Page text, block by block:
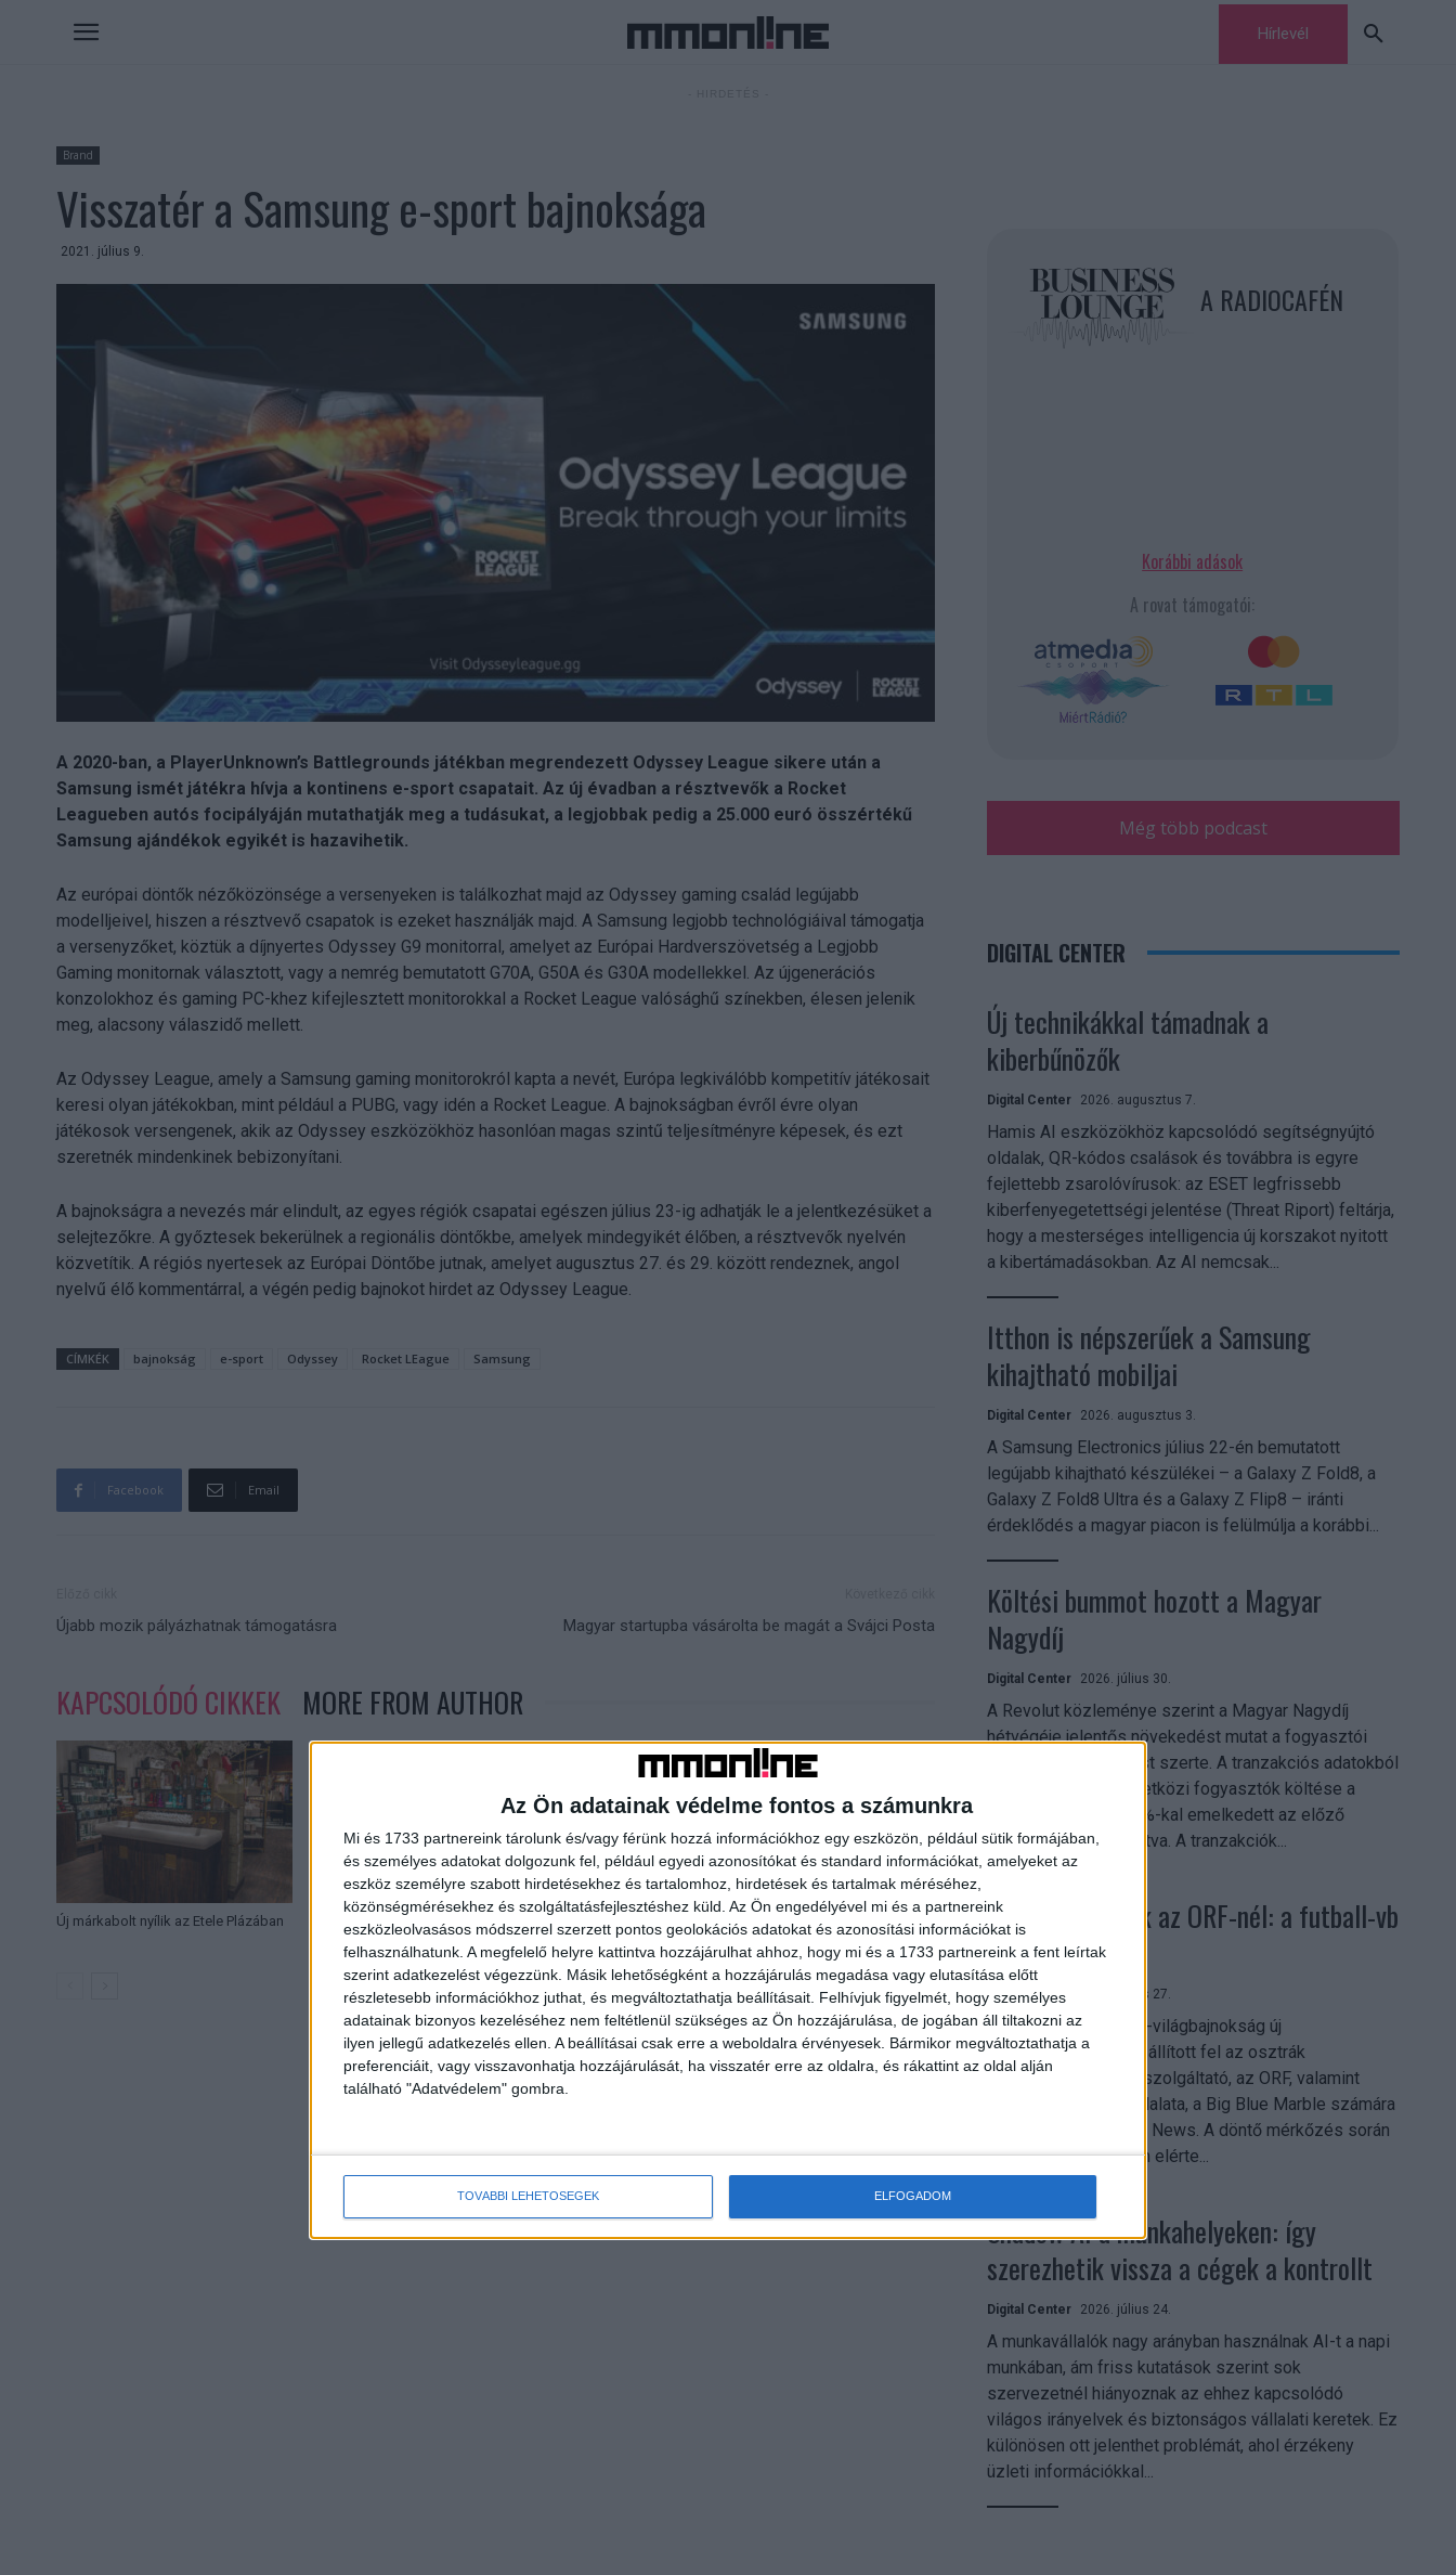
Az Ön adatainak védelme fontos a számunkra
Mi és 1733 partnereink tárolunk és/vagy férünk hozzá információkhoz egy eszközön, például sütik formájában,
és személyes adatokat dolgozunk fel, például egyedi azonosítókat és standard információkat, amelyeket az
eszköz személyre szabott hirdetésekhez és tartalomhoz, hirdetések és tartalmak méréséhez,
közönségmérésekhez és szolgáltatásfejlesztéshez küld. Az Ön engedélyével mi és a partnereink
eszközleolvasásos módszerrel szerzett pontos geolokációs adatokat és azonosítási információkat is
felhasználhatunk. A megfelelő helyre kattintva hozzájárulhat ahhoz, hogy mi és a 1733 partnereink a fent leírtak
szerint adatkezelést végezzünk. Másik lehetőségként a hozzájárulás megadása vagy elutasítása előtt
részletesebb információkhoz juthat, és megváltoztathatja beállításait. Felhívjuk figyelmét, hogy személyes
adatainak bizonyos kezeléséhez nem feltétlenül szükséges az Ön hozzájárulása, de jogában áll tiltakozni az
ilyen jellegű adatkezelés ellen. A beállításai csak erre a weboldalra érvényesek. Bármikor megváltoztathatja a
preferenciáit, vagy visszavonhatja hozzájárulását, ha visszatér erre az oldalra, és rákattint az oldal alján
található "Adatvédelem" gombra.
TOVÁBBI LEHETŐSÉGEK ELFOGADOM
Hírlevél
Brand
Visszatér a Samsung e-sport bajnoksága
2021. július 9.
A 2020-ban, a PlayerUnknown’s Battlegrounds játékban megrendezett Odyssey League sikere után a
Samsung ismét játékra hívja a kontinens e-sport csapatait. Az új évadban a résztvevők a Rocket
Leagueben autós focipályáján mutathatják meg a tudásukat, a legjobbak pedig a 25.000 euró összértékű
Samsung ajándékok egyikét is hazavihetik.
Az európai döntők nézőközönsége a versenyeken is találkozhat majd az Odyssey gaming család legújabb
modelljeivel, hiszen a résztvevő csapatok is ezeket használják majd. A Samsung legjobb technológiáival támogatja
a versenyzőket, köztük a díjnyertes Odyssey G9 monitorral, amelyet az Európai Hardverszövetség a Legjobb
Gaming monitornak választott, vagy a nemrég bemutatott G70A, G50A és G30A modellekkel. Az újgenerációs
konzolokhoz és gaming PC-khez kifejlesztett monitorokkal a Rocket League valósághű színekben, élesen jelenik
meg, alacsony válaszidő mellett.
Az Odyssey League, amely a Samsung gaming monitorokról kapta a nevét, Európa legkiválóbb kompetitív játékosait
keresi olyan játékokban, mint például a PUBG, vagy idén a Rocket League. A bajnokságban évről évre olyan
játékosok versengenek, akik az Odyssey eszközökhöz hasonlóan magas szintű teljesítményre képesek, és ezt
szeretnék mindenkinek bebizonyítani.
A bajnokságra a nevezés már elindult, az egyes régiók csapatai egészen július 23-ig adhatják le a jelentkezésüket a
selejtezőkre. A győztesek bekerülnek a regionális döntőkbe, amelyek mindegyikét élőben, a résztvevők nyelvén
közvetítik. A régiós nyertesek az Európai Döntőbe jutnak, amelyet augusztus 27. és 29. között rendeznek, angol
nyelvű élő kommentárral, a végén pedig bajnokot hirdet az Odyssey League.
CÍMKÉK bajnokság e-sport Odyssey Rocket LEague Samsung
Facebook Email
Újabb mozik pályázhatnak támogatásra Magyar startupba vásárolta be magát a Svájci Posta
KAPCSOLÓDÓ CIKKEK MORE FROM AUTHOR
Új márkabolt nyílik az Etele Plázában
Különleges expedícióra indul a magyar
vlogger
Forsthoffer Ágnes nyitja meg a szeptemberi
WMN Fesztivált
A RADIOCAFÉN
Korábbi adások
A rovat támogatói:
Még több podcast
DIGITAL CENTER
Új technikákkal támadnak a
kiberbűnözők
Digital Center 2026. augusztus 7.
Hamis AI eszközökhöz kapcsolódó segítségnyújtó
oldalak, QR-kódos csalások és továbbra is egyre
fejlettebb zsarolóvírusok: az ESET legfrissebb
kiberfenyegetettségi jelentése (Threat Riport) feltárja,
hogy a mesterséges intelligencia új korszakot nyitott
a kibertámadásokban. Az AI nemcsak...
Itthon is népszerűek a Samsung
kihajtható mobiljai
Digital Center 2026. augusztus 3.
A Samsung Electronics július 22-én bemutatott
legújabb kihajtható készülékei – a Galaxy Z Fold8, a
Galaxy Z Fold8 Ultra és a Galaxy Z Flip8 – iránti
érdeklődés a magyar piacon is felülmúlja a korábbi...
Költési bummot hozott a Magyar
Nagydíj
Digital Center 2026. július 30.
A Revolut közleménye szerint a Magyar Nagydíj
hétvégéje jelentős növekedést mutat a fogyasztói
aktivitásban Budapest szerte. A tranzakciós adatokból
kiderül, hogy a nemzetközi fogyasztók költése a
versenyhétvégén 26%-kal emelkedett az előző
hétvégéhez viszonyítva. A tranzakciók...
Rekordok dőltek az ORF-nél: a futball-vb
mindent vitt
Digital Center 2026. július 27.
A 2026-os labdarúgó-világbajnokság új
streamingrekordokat állított fel az osztrák
közszolgálati műsorszolgáltató, az ORF, valamint
technológiai leányvállalata, a Big Blue Marble számára
– írja a Broadband TV News. A döntő mérkőzés során
az átlagos nézőszám elérte...
Shadow AI a munkahelyeken: így
szerezhetik vissza a cégek a kontrollt
Digital Center 2026. július 24.
A munkavállalók nagy arányban használnak AI-t a napi
munkában, ám friss kutatások szerint sok
szervezetnél hiányoznak az ehhez kapcsolódó
világos irányelvek és biztonságos vállalati keretek. Ez
különösen ott jelenthet problémát, ahol érzékeny
üzleti információkkal...